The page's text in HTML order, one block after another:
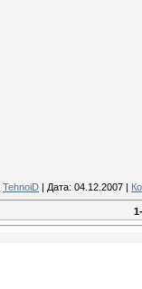
TehnoiD | Дата: 04.12.2007 |